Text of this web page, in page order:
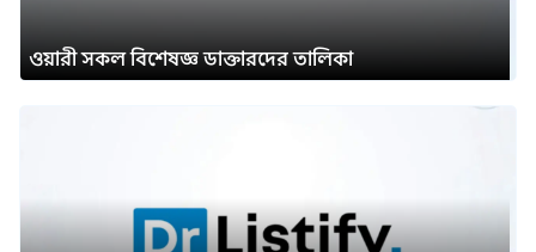
ওয়ারী সকল বিশেষজ্ঞ ডাক্তারদের তালিকা